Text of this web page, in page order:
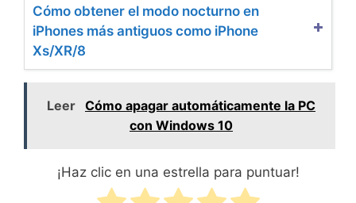
Cómo obtener el modo nocturno en
iPhones más antiguos como iPhone
Xs/XR/8
Leer Cómo apagar automáticamente la PC
con Windows 10
¡Haz clic en una estrella para puntuar!